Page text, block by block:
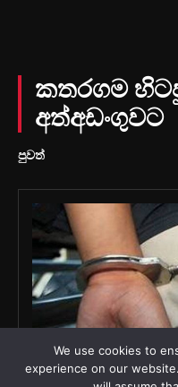
We use cookies to
experience on our